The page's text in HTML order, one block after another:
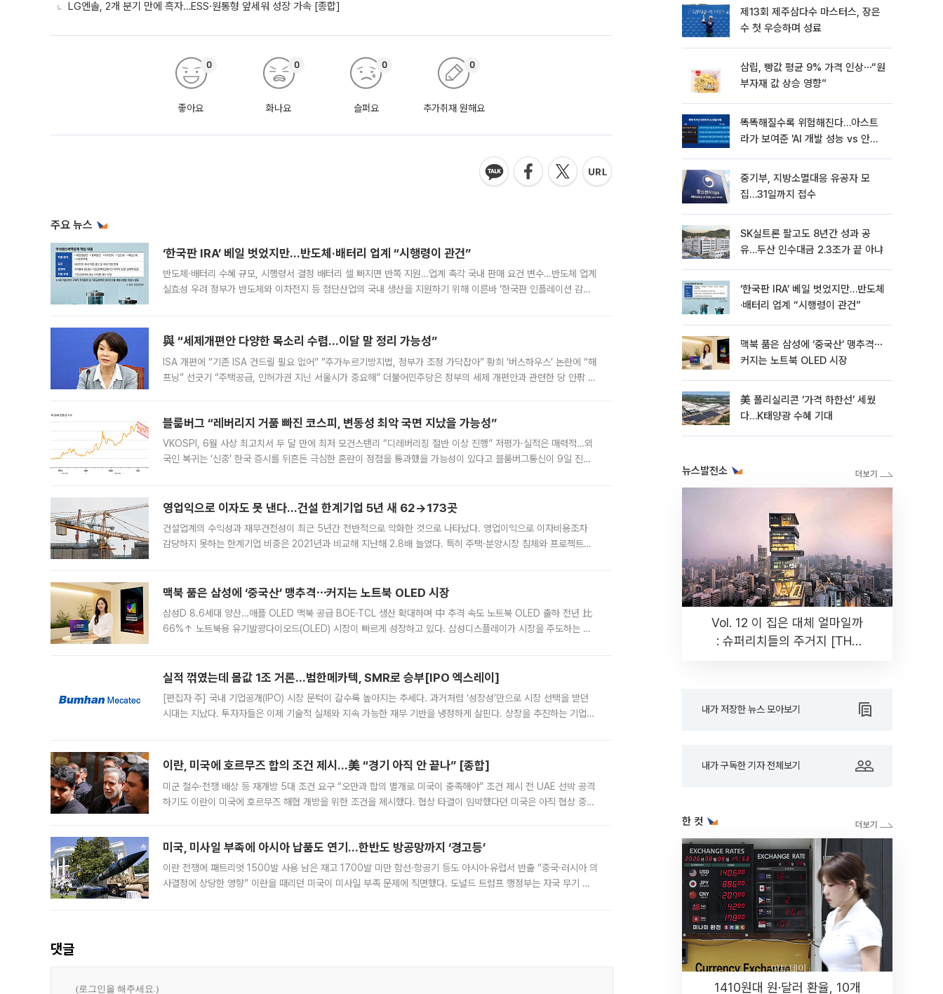
LG엔솔, 2개 분기 만에 흑자…ESS·원통형 앞세워 성장 가속 [종합]
좋아요
0
화나요
0
슬퍼요
0
추가취재 원해요
0
주요 뉴스
‘한국판 IRA’ 베일 벗었지만…반도체·배터리 업계 “시행령이 관건”
반도체·배터리 수혜 규모, 시행령서 결정 배터리 셀 빠지면 반쪽 지원…업계 촉각 국내 판매 요건 변수…반도체 업계
실효성 우려 정부가 반도체와 이차전지 등 첨단산업의 국내 생산을 지원하기 위해 이른바 ‘한국판 인플레이션 감축
與 “세제개편안 다양한 목소리 수렴…이달 말 정리 가능성”
ISA 개편에 “기존 ISA 건드릴 필요 없어” “주가누르기방지법, 정부가 조정 가닥잡아” 황희 ‘버스하우스’ 논란에 “해
프닝” 선긋기 “주택공급, 인허가권 지닌 서울시가 중요해” 더불어민주당은 정부의 세제 개편안과 관련한 당 안팎 의
블룸버그 “레버리지 거품 빠진 코스피, 변동성 최악 국면 지났을 가능성”
VKOSPI, 6월 사상 최고치서 두 달 만에 최저 모건스탠리 “디레버리징 절반 이상 진행” 저평가·실적은 매력적…외
국인 복귀는 ‘신중’ 한국 증시를 뒤흔든 극심한 혼란이 정점을 통과했을 가능성이 있다고 블룸버그통신이 9일 진단
영업익으로 이자도 못 낸다…건설 한계기업 5년 새 62→173곳
건설업계의 수익성과 재무건전성이 최근 5년간 전반적으로 악화한 것으로 나타났다. 영업이익으로 이자비용조차
감당하지 못하는 한계기업 비중은 2021년과 비교해 지난해 2.8배 늘었다. 특히 주택·분양시장 침체와 프로젝트파
맥북 품은 삼성에 ‘중국산’ 맹추격⋯커지는 노트북 OLED 시장
삼성D 8.6세대 양산…애플 OLED 맥북 공급 BOE·TCL 생산 확대하며 中 추격 속도 노트북 OLED 출하 전년 比
66%↑ 노트북용 유기발광다이오드(OLED) 시장이 빠르게 성장하고 있다. 삼성디스플레이가 시장을 주도하는 가
실적 꺾였는데 몸값 1조 거론…범한메카텍, SMR로 승부[IPO 엑스레이]
[편집자 주] 국내 기업공개(IPO) 시장 문턱이 갈수록 높아지는 추세다. 과거처럼 ‘성장성’만으로 시장 선택을 받던
시대는 지났다. 투자자들은 이제 기술적 실체와 지속 가능한 재무 기반을 냉정하게 살핀다. 상장을 추진하는 기업들
이란, 미국에 호르무즈 합의 조건 제시…美 “경기 아직 안 끝나” [종합]
미군 철수·전쟁 배상 등 재개방 5대 조건 요구 “오만과 합의 별개로 미국이 충족해야” 조건 제시 전 UAE 선박 공격
하기도 이란이 미국에 호르무즈 해협 개방을 위한 조건을 제시했다. 협상 타결이 임박했다던 미국은 아직 협상 중이
미국, 미사일 부족에 아시아 납품도 연기…한반도 방공망까지 ‘경고등’
이란 전쟁에 패트리엇 1500발 사용 남은 재고 1700발 미만 함선·항공기 등도 아시아·유럽서 반출 “중국·러시아 의
사결정에 상당한 영향” 이란을 때리던 미국이 미사일 부족 문제에 직면했다. 도널드 트럼프 행정부는 자국 무기 공
댓글
뷰]
제13회 제주삼다수 마스터스, 장은
수 첫 우승하며 성료
삼립, 빵값 평균 9% 가격 인상⋯“원
부자재 값 상승 영향”
똑똑해질수록 위험해진다…아스트
라가 보여준 'AI 개발 성능 vs 안전
중기부, 지방소멸대응 유공자 모
집…31일까지 접수
SK실트론 팔고도 8년간 성과 공
유…두산 인수대금 2.3조가 끝 아냐
‘한국판 IRA’ 베일 벗었지만…반도체
·배터리 업계 “시행령이 관건”
맥북 품은 삼성에 ‘중국산’ 맹추격⋯
커지는 노트북 OLED 시장
美 폴리실리콘 ‘가격 하한선’ 세웠
다…K태양광 수혜 기대
뉴스발전소
Vol. 12 이 집은 대체 얼마일까
: 슈퍼리치들의 주거지 [THE
내가 저장한 뉴스 모아보기
내가 구독한 기자 전체보기
한 컷
1410원대 원·달러 환율, 10개